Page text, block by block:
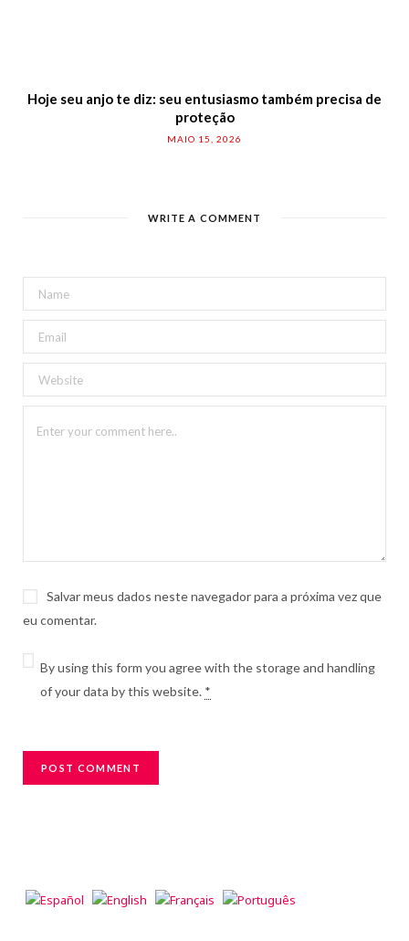
Hoje seu anjo te diz: seu entusiasmo também precisa de
proteção
MAIO 15, 2026
WRITE A COMMENT
Salvar meus dados neste navegador para a próxima vez que
eu comentar.
By using this form you agree with the storage and handling
of your data by this website. *